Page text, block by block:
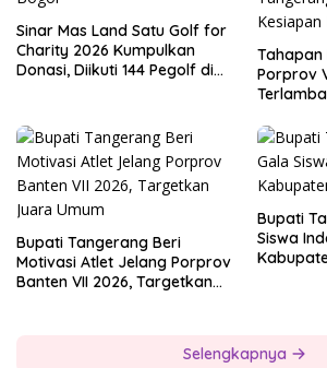
Sinar Mas Land Satu Golf for
Charity 2026 Kumpulkan
Donasi, Diikuti 144 Pegolf di
Porprov
Bupati Tangerang Beri
Motivasi Atlet Jelang Porprov
Banten VII 2026, Targetkan
Bupati
Siswa
Selengkapnya